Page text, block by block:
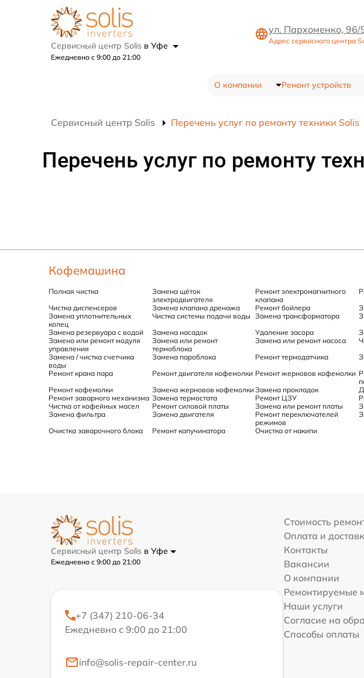
Сервисный центр Solis в Уфе
Ежедневно с 9:00 до 21:00
ул. Пархоменко, 96/
Адрес сервисного центра
О компании Ремонт устройств
Сервисный центр Solis Перечень услуг по ремонту техники Solis
Перечень услуг по ремонту
Кофемашина
Полная чистка
Замена щёток
электродвигателя
Ремонт электромагнитного
клапана
Чистка диспенсеров
Замена клапана дренажа Ремонт бойлера
Замена уплотнительных
колец
Чистка системы подачи воды Замена трансформатора
Замена резервуара с водой
Замена насадок Удаление засора
Замена или ремонт модуля
управления
Замена или ремонт
термоблока
Замена или ремонт насоса
Замена / чистка счетчика
воды
Замена пароблока Ремонт термодатчика
Ремонт крана пара
Ремонт двигателя кофемолки Ремонт жерновов кофемолки
Ремонт кофемолки
Замена жерновов кофемолкиЗамена прокладок
Ремонт заварного механизма Замена термостата Ремонт ЦЗУ
Чистка от кофейных масел
Ремонт силовой платы Замена или ремонт платы
Замена фильтра
Замена двигателя
Ремонт переключателей
режимов
Очистка заварочного блока
Ремонт капучинатора Очистка от накипи
Сервисный центр Solis в Уфе
Ежедневно с 9:00 до 21:00
+7 (347) 210-06-34
Ежедневно с 9:00 до 21:00
info@solis-repair-center.ru
Стоимость
Оплата и
Контакты
Вакансии
О компании
Ремонтируемые
Наши услуги
Согласие на
Способы оплаты